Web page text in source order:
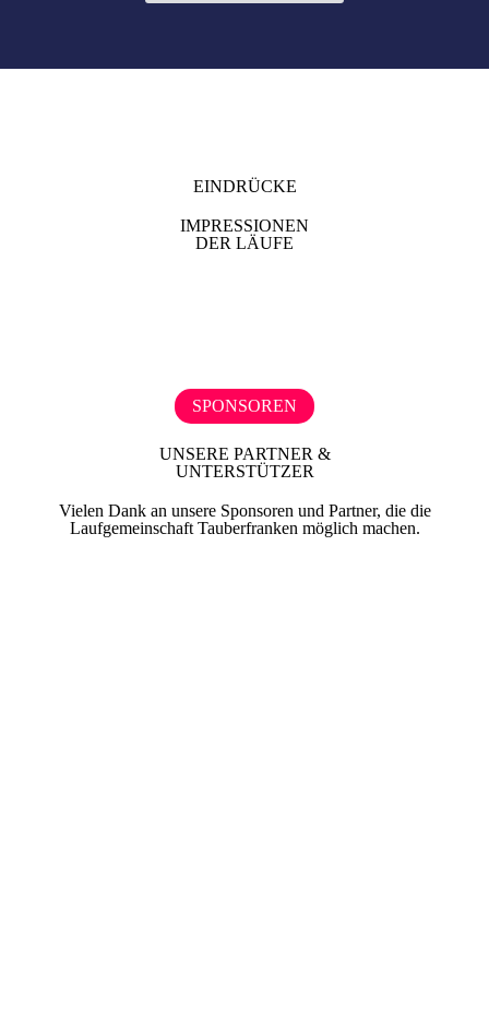
EINDRÜCKE
IMPRESSIONEN
DER LÄUFE
SPONSOREN
UNSERE PARTNER &
UNTERSTÜTZER
Vielen Dank an unsere Sponsoren und Partner, die die
Laufgemeinschaft Tauberfranken möglich machen.